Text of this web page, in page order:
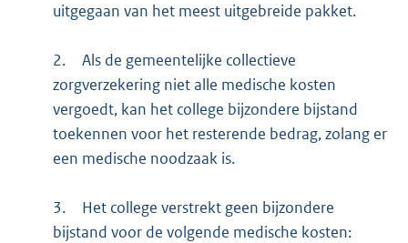
uitgegaan van het meest uitgebreide pakket.
2.
Als de gemeentelijke collectieve
zorgverzekering niet alle medische kosten
vergoedt, kan het college bijzondere bijstand
toekennen voor het resterende bedrag, zolang er
een medische noodzaak is.
3.
Het college verstrekt geen bijzondere
bijstand voor de volgende medische kosten: